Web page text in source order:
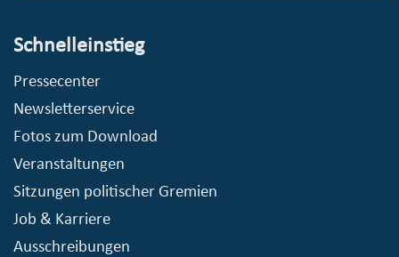
Schnelleinstieg
Pressecenter
Newsletterservice
Fotos zum Download
Veranstaltungen
Sitzungen politischer Gremien
Job & Karriere
Ausschreibungen